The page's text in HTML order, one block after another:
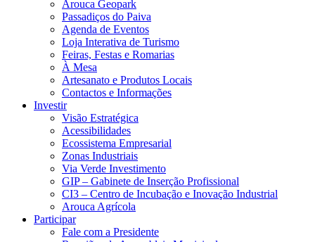
Arouca Geopark
Passadiços do Paiva
Agenda de Eventos
Loja Interativa de Turismo
Feiras, Festas e Romarias
À Mesa
Artesanato e Produtos Locais
Contactos e Informações
Investir
Visão Estratégica
Acessibilidades
Ecossistema Empresarial
Zonas Industriais
Via Verde Investimento
GIP – Gabinete de Inserção Profissional
CI3 – Centro de Incubação e Inovação Industrial
Arouca Agrícola
Participar
Fale com a Presidente